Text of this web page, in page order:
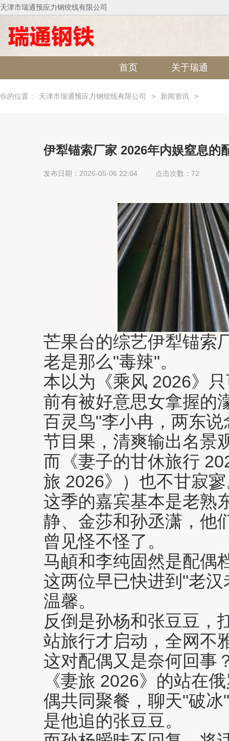
天津市瑞通预应力钢绞线有限公司
首页 关于瑞通
你的位置： 天津市瑞通预应力钢绞线有限公司 > 新闻资讯 >
伊犁锚索厂家 2026年内娱窒息的
发布日期：2026-05-06 22:04 点击次数：72
芒果台的综艺伊犁锚索
老是那么"毒辣"。
本以为《乘风 2026》
前有被好意思女拿握的
百灵鸟"李小冉，两东
节目果，清爽输出名景
而《妻子的甘休旅行
旅 2026》）也不甘寂
这季的嘉宾基本是老熟
静、金莎和孙丞潇，他
曾见怪不怪了。
马頔和李纯固然是配偶
这两位早已快进到"老
温馨。
反倒是孙杨和张豆豆，
站旅行才启动，全网不
这对配偶又是奈何回事
《妻旅 2026》的站在
偶共同聚餐，聊天"破
是他追的张豆豆。